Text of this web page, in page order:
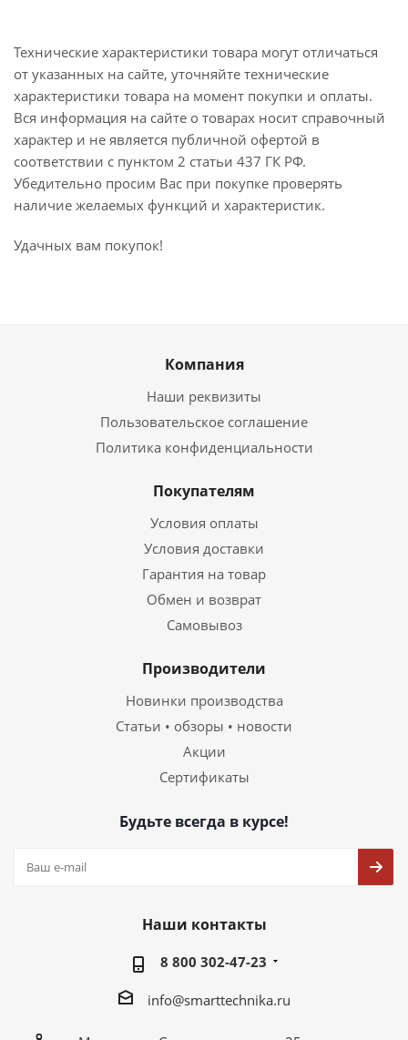
Технические характеристики товара могут отличаться
от указанных на сайте, уточняйте технические
характеристики товара на момент покупки и оплаты.
Вся информация на сайте о товарах носит справочный
характер и не является публичной офертой в
соответствии с пунктом 2 статьи 437 ГК РФ.
Убедительно просим Вас при покупке проверять
наличие желаемых функций и характеристик.
Удачных вам покупок!
Компания
Наши реквизиты
Пользовательское соглашение
Политика конфиденциальности
Покупателям
Условия оплаты
Условия доставки
Гарантия на товар
Обмен и возврат
Самовывоз
Производители
Новинки производства
Статьи • обзоры • новости
Акции
Сертификаты
Будьте всегда в курсе!
Наши контакты
8 800 302-47-23
info@smarttechnika.ru